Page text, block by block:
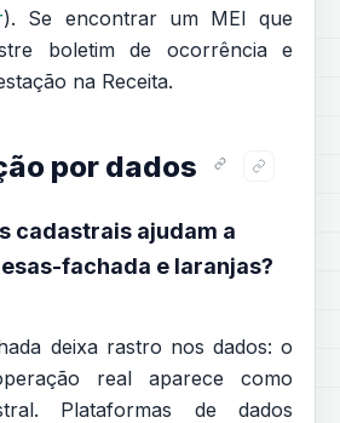
). Se encontrar um MEI que
boletim de ocorrência e
na Receita.
por dados
cadastrais ajudam a
fachada e laranjas?
deixa rastro nos dados: o
real aparece como
Plataformas de dados